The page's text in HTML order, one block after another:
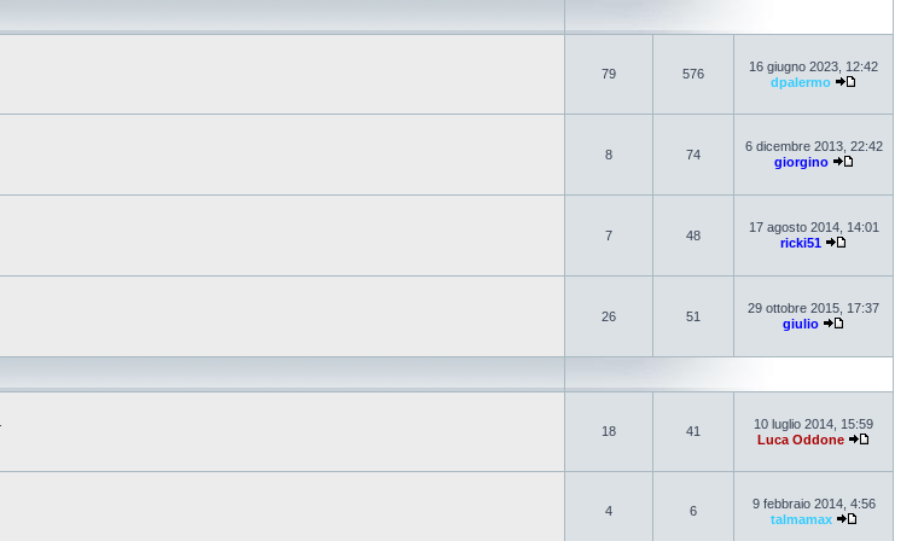
79 576
16 giugno 2023, 12:42
dpalermo
8 74
6 dicembre 2013, 22:42
giorgino
7 48
17 agosto 2014, 14:01
ricki51
26 51
29 ottobre 2015, 17:37
giulio
18 41
10 luglio 2014, 15:59
Luca Oddone
4 6
9 febbraio 2014, 4:56
talmamax